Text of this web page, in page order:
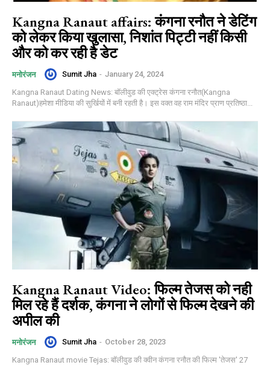
Kangna Ranaut affairs: कंगना रनौत ने डेटिंग
को लेकर किया खुलासा, निशांत पिट्टी नहीं किसी
और को कर रही है डेट
मनोरंजन Sumit Jha - January 24, 2024
Kangna Ranaut Dating News: बॉलीवुड की एक्ट्रेस कंगना रनौत(Kangna
Ranaut)हमेशा मीडिया की सुर्खियों में बनी रहती है। इस वक्त वह राम मंदिर प्राण प्रतिष्ठा...
Kangna Ranaut Video: फिल्म तेजस को नही
मिल रहे हैं दर्शक, कंगना ने लोगों से फिल्म देखने की
अपील की
मनोरंजन Sumit Jha - October 28, 2023
Kangna Ranaut movie Tejas: बॉलीवुड की क्वीन कंगना रनौत की फिल्म 'तेजस' 27